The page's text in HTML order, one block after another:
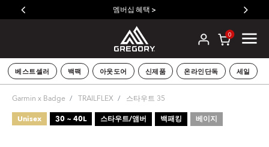
멤버십 혜택 >
0
베스트셀러 백팩 아웃도어 신제품 온라인단독 세일
Garmin x Badge TRAILFLEX 스타우트 35
Unisex 30 ~ 40L 스타우트/앰버 백패킹 베이지